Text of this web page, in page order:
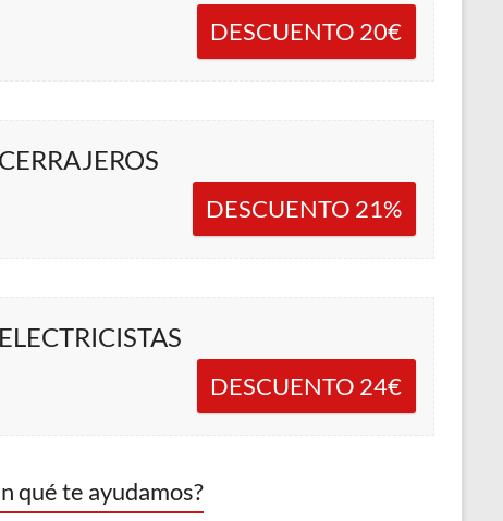
DESCUENTO 20€
CERRAJEROS
DESCUENTO 21%
ELECTRICISTAS
DESCUENTO 24€
qué te ayudamos?